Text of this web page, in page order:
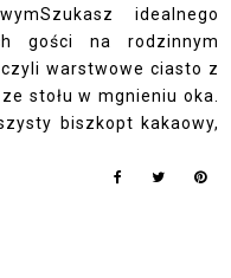
idealnego
gości na rodzinnym
warstwowe ciasto z
stołu w mgnieniu oka.
biszkopt kakaowy,